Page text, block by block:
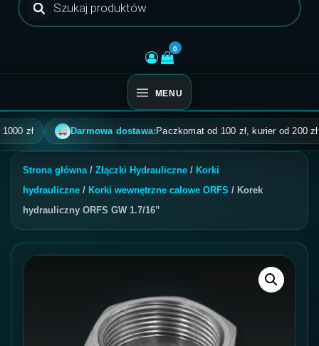
produktów
0
MENU
Darmowa dostawa:Paczkomat od 100 zł, kurier od 200 zł,
Strona główna/ Złączki Hydrauliczne / Korki
hydrauliczne / Korki wewnętrzne calowe ORFS / Korek
hydrauliczny ORFS GW 1.7/16”